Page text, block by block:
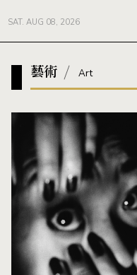
SAT. AUG 08, 2026
藝術 Art